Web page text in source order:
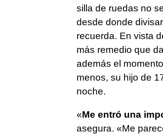
silla de ruedas no
desde donde
recuerda. En vista
más remedio que
además el
menos, su hijo de
noche.
«Me entró una
asegura. «Me